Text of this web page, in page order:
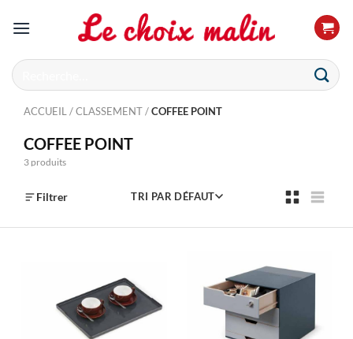
Recherche
pour :
ACCUEIL /CLASSEMENT/COFFEE POINT
COFFEE POINT
3 produits
Filtrer TRI PAR DÉFAUT